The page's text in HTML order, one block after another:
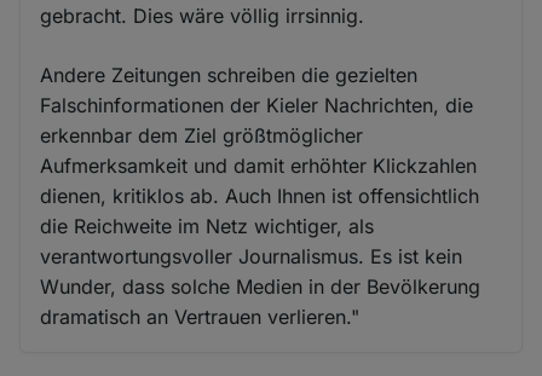
gebracht. Dies wäre völlig irrsinnig.
Andere Zeitungen schreiben die gezielten
Falschinformationen der Kieler Nachrichten, die
erkennbar dem Ziel größtmöglicher
Aufmerksamkeit und damit erhöhter Klickzahlen
dienen, kritiklos ab. Auch Ihnen ist offensichtlich
die Reichweite im Netz wichtiger, als
verantwortungsvoller Journalismus. Es ist kein
Wunder, dass solche Medien in der Bevölkerung
dramatisch an Vertrauen verlieren."